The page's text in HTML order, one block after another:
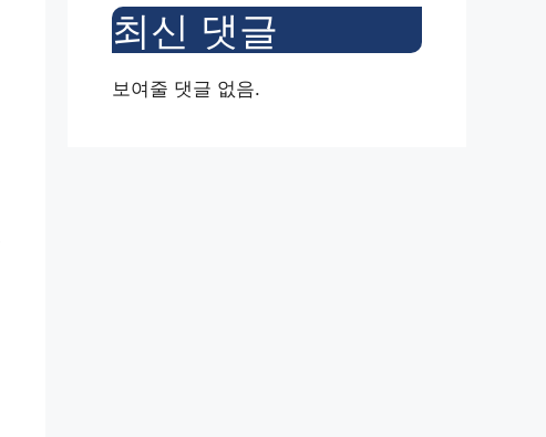
최신 댓글
보여줄 댓글 없음.